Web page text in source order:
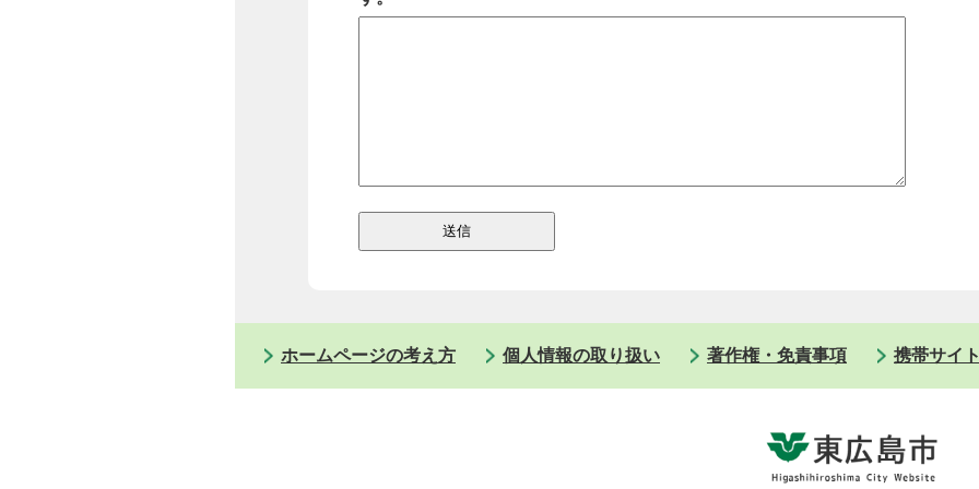
ホームページの考え方 個人情報の取り扱い 著作権・免責事項 携帯サイ